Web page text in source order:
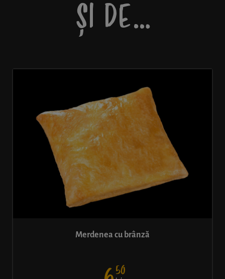
ȘI DE…
Merdenea cu brânză
50